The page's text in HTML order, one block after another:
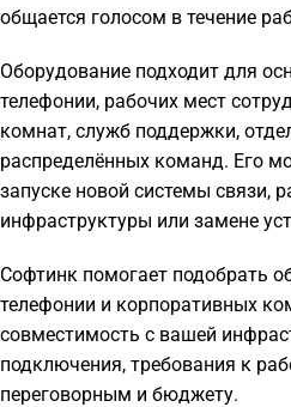
общается голосом в течение
Оборудование подходит для
телефонии, рабочих мест
комнат, служб поддержки,
распределённых команд. Его
запуске новой системы связи,
инфраструктуры или замене
Софтинк помогает подобрать
телефонии и корпоративных
совместимость с вашей
подключения, требования к
переговорным и бюджету.